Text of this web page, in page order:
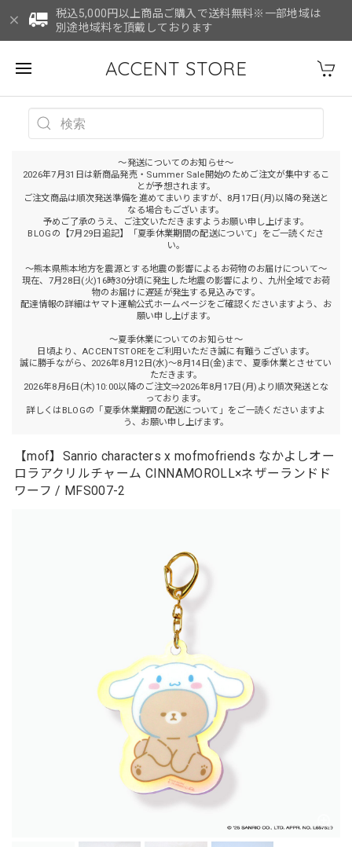
税込5,000円以上商品ご購入で送料無料※一部地域は
別途地域料を頂戴しております
ACCENT STORE
～発送についてのお知らせ～
2026年7月31日は新商品発売・Summer Sale開始のためご注文が集中するこ
とが予想されます。
ご注文商品は順次発送準備を進めてまいりますが、8月17日(月)以降の発送と
なる場合もございます。
予めご了承のうえ、ご注文いただきますようお願い申し上げます。
BLOGの【7月29日追記】「夏季休業期間の配送について」をご一読くださ
い。
～熊本県熊本地方を震源とする地震の影響によるお荷物のお届けについて～
現在、7月28日(火)16時30分頃に発生した地震の影響により、九州全域でお荷
物のお届けに遅延が発生する見込みです。
配達情報の詳細はヤマト運輸公式ホームページをご確認くださいますよう、お
願い申し上げます。
～夏季休業についてのお知らせ～
日頃より、ACCENTSTOREをご利用いただき誠に有難うございます。
誠に勝手ながら、2026年8月12日(水)～8月14日(金)まで、夏季休業とさせてい
ただきます。
2026年8月6日(木)10:00以降のご注文⇒2026年8月17日(月)より順次発送とな
っております。
詳しくはBLOGの「夏季休業期間の配送について」をご一読くださいますよ
う、お願い申し上げます。
【mof】Sanrio characters x mofmofriends なかよしオー
ロラアクリルチャーム CINNAMOROLL×ネザーランドド
ワーフ / MFS007-2